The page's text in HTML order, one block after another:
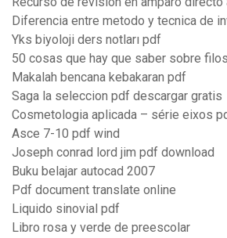
Diferencia entre metodo y tecnica de
Yks biyoloji ders notları pdf
50 cosas que hay que saber sobre
Makalah bencana kebakaran pdf
Saga la seleccion pdf descargar gratis
Cosmetologia aplicada – série eixos
Asce 7-10 pdf wind
Joseph conrad lord jim pdf download
Buku belajar autocad 2007
Pdf document translate online
Liquido sinovial pdf
Libro rosa y verde de preescolar